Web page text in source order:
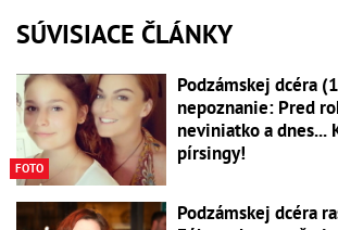
SÚVISIACE ČLÁNKY
FOTO
Podzámskej dcéra
nepoznanie: Pred
neviniatko a dnes...
pírsingy!
Podzámskej dcéra